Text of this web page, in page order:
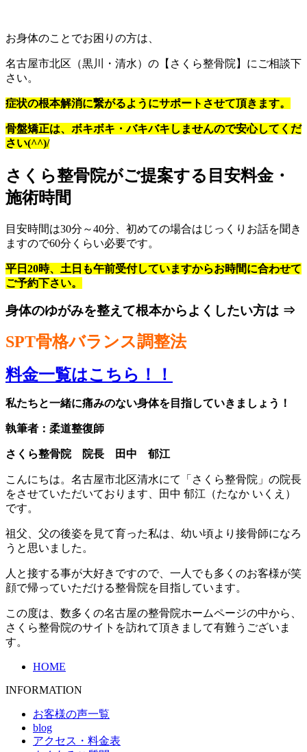
お身体のことでお困りの方は、
名古屋市北区（黒川・清水）の【さくら整骨院】にご相談下
さい。
症状の根本解消に繋がるようにサポートさせて頂きます。
骨盤矯正は、ボキボキ・バキバキしませんので安心してくだ
さい(^^)/
さくら整骨院がご提案する目安料金・
施術時間
目安時間は30分～40分、初めての場合はじっくりお話を聞き
ますので60分くらい必要です。
平日20時、土日も午前受付していますからお時間に合わせて
ご予約下さい。
身体のゆがみを整えて根本からよくしたい方は ⇒
SPT骨格バランス調整法
料金一覧はこちら！！
私たちと一緒に痛みのない身体を目指していきましょう！
執筆者：柔道整復師
さくら整骨院 院長 田中 郁江
こんにちは。名古屋市北区清水にて「さくら整骨院」の院長
をさせていただいております、田中 郁江（たなか いくえ）
です。
祖父、父の後姿を見て育った私は、幼い頃より接骨師になろ
うと思いました。
人と接する事が大好きですので、一人でも多くのお客様が笑
顔で帰っていただける整骨院を目指しています。
この度は、数多くの名古屋の整骨院ホームページの中から、
さくら整骨院のサイトを訪れて頂きまして有難うございま
す。
HOME
INFORMATION
お客様の声一覧
blog
アクセス・料金表